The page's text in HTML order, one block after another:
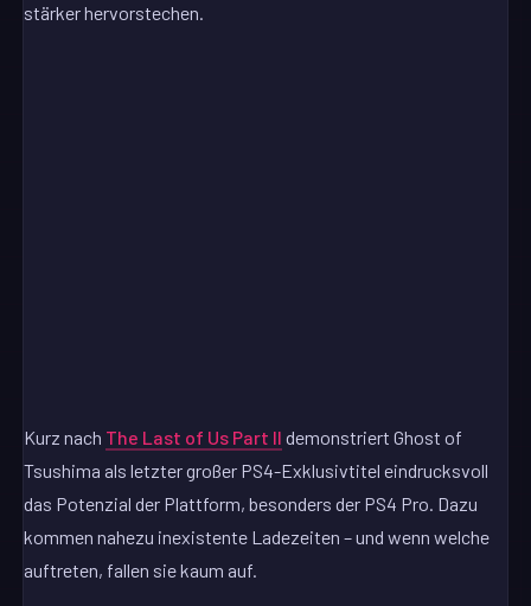
stärker hervorstechen.
Kurz nach The Last of Us Part II demonstriert Ghost of
Tsushima als letzter großer PS4-Exklusivtitel eindrucksvoll
das Potenzial der Plattform, besonders der PS4 Pro. Dazu
kommen nahezu inexistente Ladezeiten – und wenn welche
auftreten, fallen sie kaum auf.